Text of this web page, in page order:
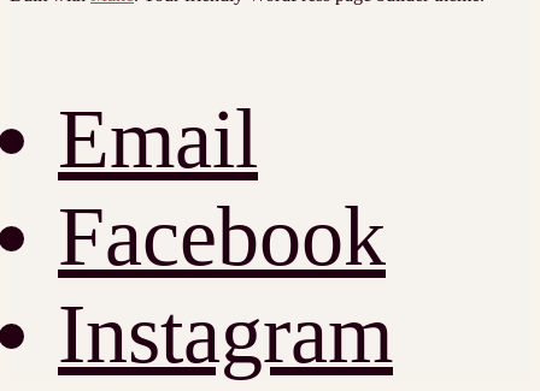
Email
Facebook
Instagram